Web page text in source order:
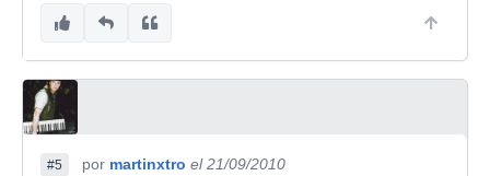
#5 por martinxtro el 21/09/2010